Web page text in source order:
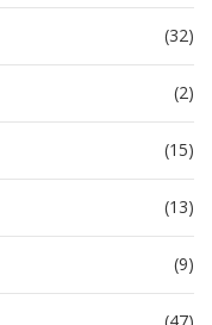
(32)
(2)
(15)
(13)
(9)
(47)